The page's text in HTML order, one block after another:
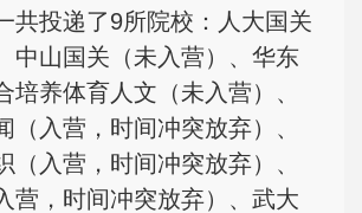
共投递了9所院校：人大国关
中山国关（未入营）、华东
培养体育人文（未入营）、
（入营，时间冲突放弃）、
（入营，时间冲突放弃）、
营，时间冲突放弃）、武大